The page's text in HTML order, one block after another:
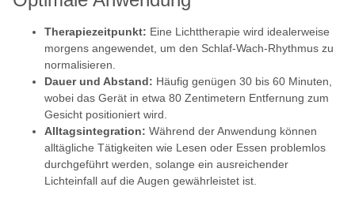
Therapiezeitpunkt: Eine Lichttherapie wird idealerweise
morgens angewendet, um den Schlaf-Wach-Rhythmus zu
normalisieren.
Dauer und Abstand: Häufig genügen 30 bis 60 Minuten,
wobei das Gerät in etwa 80 Zentimetern Entfernung zum
Gesicht positioniert wird.
Alltagsintegration: Während der Anwendung können
alltägliche Tätigkeiten wie Lesen oder Essen problemlos
durchgeführt werden, solange ein ausreichender
Lichteinfall auf die Augen gewährleistet ist.